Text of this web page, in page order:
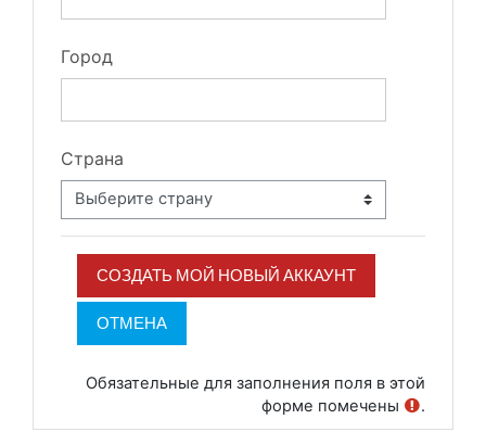
Город
Страна
Обязательные для заполнения поля в этой
форме помечены
.